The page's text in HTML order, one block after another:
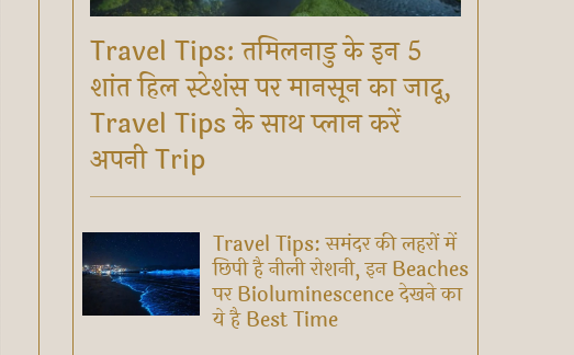
Travel Tips: तमिलनाडु के इन 5
शांत हिल स्टेशंस पर मानसून का जादू,
Travel Tips के साथ प्लान करें
अपनी Trip
Travel Tips: समंदर की लहरों में
छिपी है नीली रोशनी, इन Beaches
पर Bioluminescence देखने का
ये है Best Time